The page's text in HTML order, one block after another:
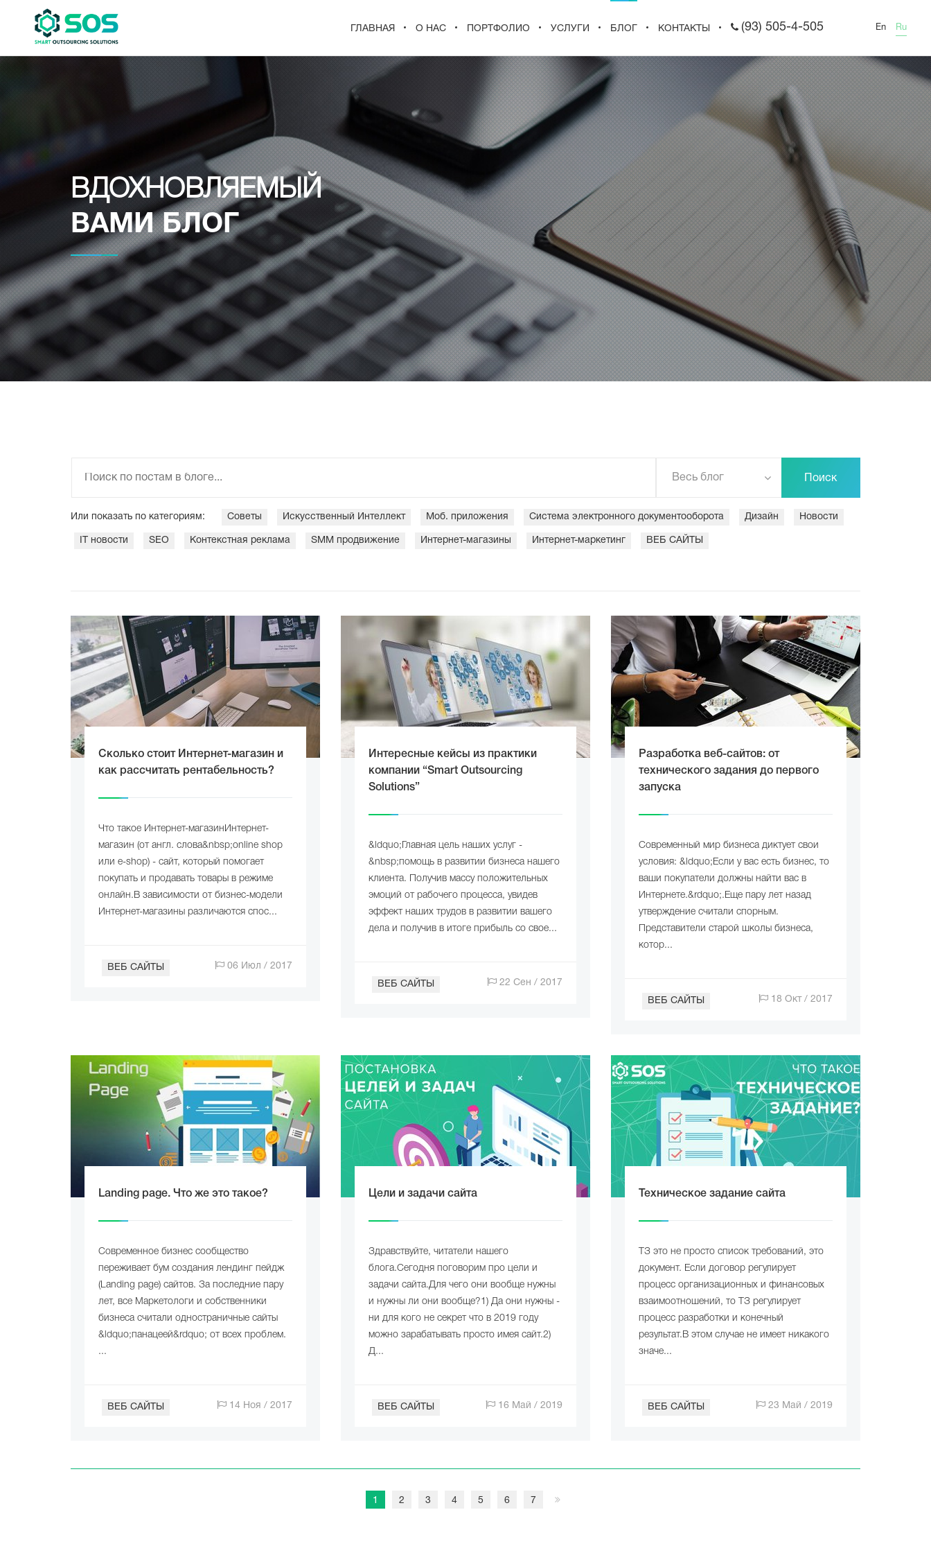
ГЛАВНАЯ О НАС ПОРТФОЛИО УСЛУГИ БЛОГ КОНТАКТЫ (93) 505-4-505 En Ru
ВДОХНОВЛЯЕМЫЙ
ВАМИ БЛОГ
Весь блог Поиск
Или показать по категориям: Советы Искусственный Интеллект Моб. приложения Система электронного документооборота Дизайн Новости
IT новости SEO Контекстная реклама SMM продвижение Интернет-магазины Интернет-маркетинг ВЕБ САЙТЫ
Сколько стоит Интернет-магазин и
как рассчитать рентабельность?
Что такое Интернет-магазинИнтернет-
магазин (от англ. слова&nbsp;online shop
или e-shop) - сайт, который помогает
покупать и продавать товары в режиме
онлайн.В зависимости от бизнес-модели
Интернет-магазины различаются спос...
ВЕБ САЙТЫ 06 Июл / 2017
Интересные кейсы из практики
компании “Smart Outsourcing
Solutions”
&ldquo;Главная цель наших услуг -
&nbsp;помощь в развитии бизнеса нашего
клиента. Получив массу положительных
эмоций от рабочего процесса, увидев
эффект наших трудов в развитии вашего
дела и получив в итоге прибыль со свое...
ВЕБ САЙТЫ 22 Сен / 2017
Разработка веб-сайтов: от
технического задания до первого
запуска
Современный мир бизнеса диктует свои
условия: &ldquo;Если у вас есть бизнес, то
ваши покупатели должны найти вас в
Интернете.&rdquo;.Еще пару лет назад
утверждение считали спорным.
Представители старой школы бизнеса,
котор...
ВЕБ САЙТЫ 18 Окт / 2017
Landing page. Что же это такое?
Современное бизнес сообщество
переживает бум создания лендинг пейдж
(Landing page) сайтов. За последние пару
лет, все Маркетологи и собственники
бизнеса считали одностраничные сайты
&ldquo;панацеей&rdquo; от всех проблем.
...
ВЕБ САЙТЫ 14 Ноя / 2017
Цели и задачи сайта
Здравствуйте, читатели нашего
блога.Сегодня поговорим про цели и
задачи сайта.Для чего они вообще нужны
и нужны ли они вообще?1) Да они нужны -
ни для кого не секрет что в 2019 году
можно зарабатывать просто имея сайт.2)
Д...
ВЕБ САЙТЫ 16 Май / 2019
Техническое задание сайта
ТЗ это не просто список требований, это
документ. Если договор регулирует
процесс организационных и финансовых
взаимоотношений, то ТЗ регулирует
процесс разработки и конечный
результат.В этом случае не имеет никакого
значе...
ВЕБ САЙТЫ 23 Май / 2019
1 2 3 4 5 6 7